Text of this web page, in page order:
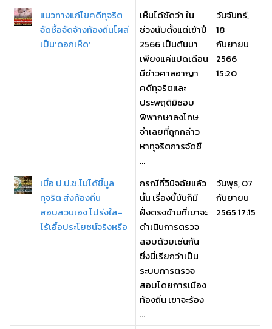
แนวทางแก้ไขคดีทุจริต
จัดซื้อจัดจ้างท้องถิ่นโผล่
เป็น’ดอกเห็ด’
เห็นได้ชัดว่า ใน
ช่วงนับตั้งแต่เข้าปี
2566 เป็นต้นมา
เพียงแค่แปดเดือน
มีข่าวศาลอาญา
คดีทุจริตและ
ประพฤติมิชอบ
พิพากษาลงโทษ
จำเลยที่ถูกกล่าว
หาทุจริตการจัดซื
...
วันจันทร์,
18
กันยายน
2566
15:20
เมื่อ ป.ป.ช.ไม่ได้ชี้มูล
ทุจริต ส่งท้องถิ่น
สอบสวนเอง โปร่งใส-
ไร้เอื้อประโยชน์จริงหรือ
กรณีที่วินิจฉัยแล้ว
นั้น เรื่องนี้มันก็มี
ฝั่งตรงข้ามที่เขาจะ
ดำเนินการตรวจ
สอบด้วยเช่นกัน
ซึ่งนี่เรียกว่าเป็น
ระบบการตรวจ
สอบโดยการเมือง
ท้องถิ่น เขาจะร้อง
...
วันพุธ, 07
กันยายน
2565 17:15